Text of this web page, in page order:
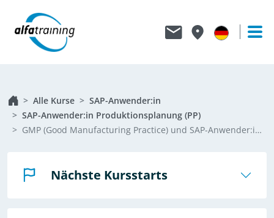
Alle Kurse
SAP-Anwender:in
SAP-Anwender:in Produktionsplanung (PP)
GMP (Good Manufacturing Practice) und SAP-Anwender:in Produktionsplanung (PP)
Nächste Kursstarts